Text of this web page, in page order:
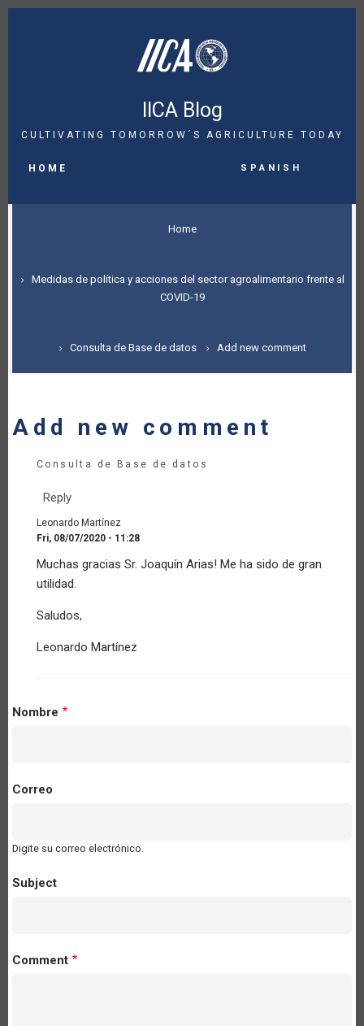
Skip
IICA Blog
CULTIVATING TOMORROW´S AGRICULTURE TODAY
NAVIGATION
HOME Spanish
BREADCRUMB
Home
Medidas de política y acciones del sector agroalimentario frente al
COVID-19
Consulta de Base de datos Add new comment
Add new comment
Consulta de Base de datos
Reply
Leonardo Martínez
Fri, 08/07/2020 - 11:28
reply
to
disponibles
Excel
jarias
Muchas gracias Sr. Joaquín Arias! Me ha sido de gran
utilidad.
Saludos,
Leonardo Martínez
Nombre
Correo
Digite su correo electrónico.
Subject
Comment